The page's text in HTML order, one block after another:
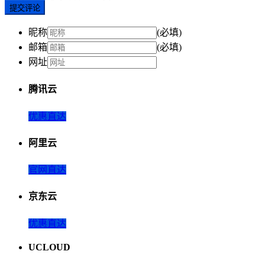
提交评论
昵称
(必填)
邮箱
(必填)
网址
腾讯云
优惠直达
阿里云
官网直达
京东云
优惠直达
UCLOUD